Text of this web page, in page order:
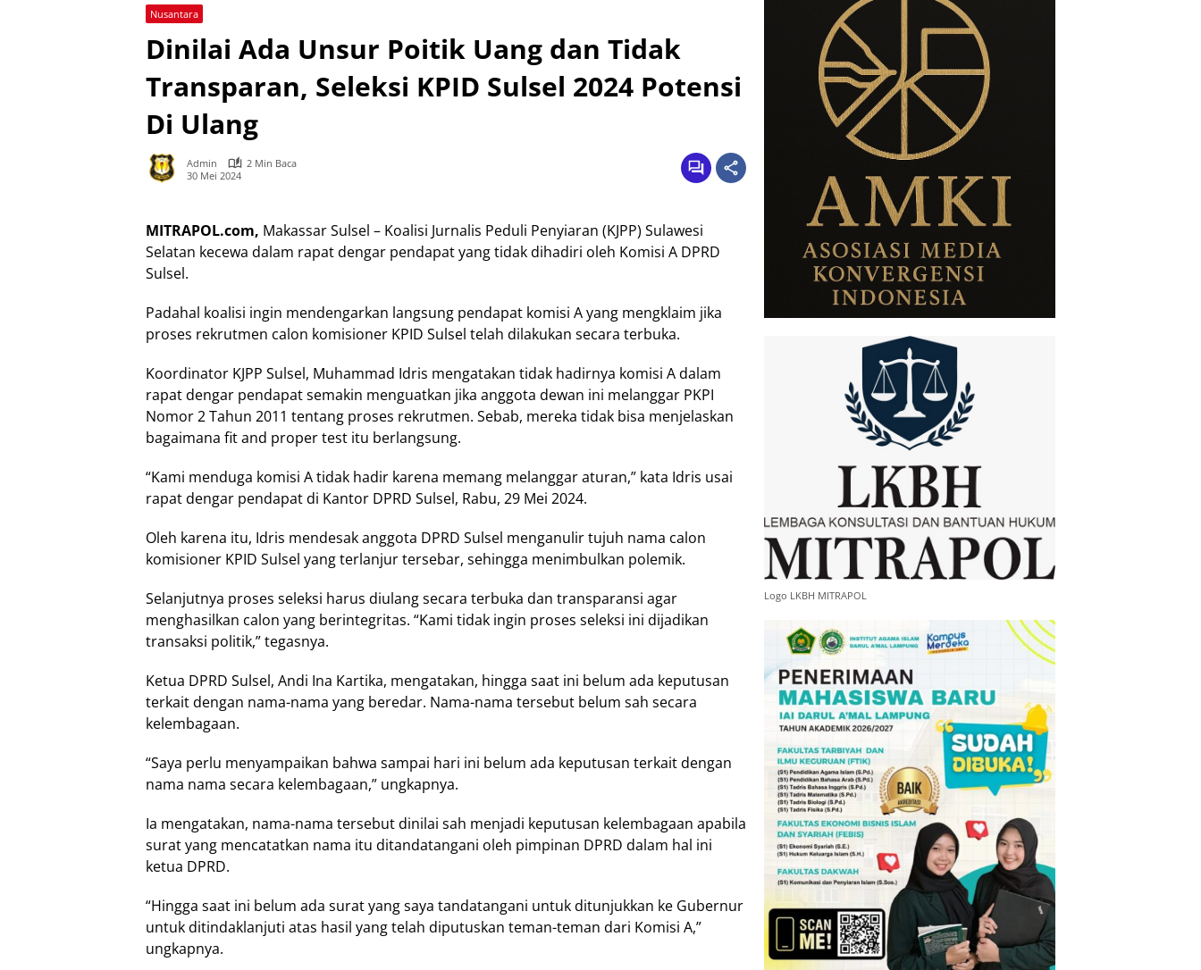
Nusantara
Dinilai Ada Unsur Poitik Uang dan Tidak
Transparan, Seleksi KPID Sulsel 2024 Potensi
Di Ulang
Admin
2 Min Baca
30 Mei 2024
MITRAPOL.com, Makassar Sulsel – Koalisi Jurnalis Peduli Penyiaran (KJPP) Sulawesi
Selatan kecewa dalam rapat dengar pendapat yang tidak dihadiri oleh Komisi A DPRD
Sulsel.
Padahal koalisi ingin mendengarkan langsung pendapat komisi A yang mengklaim jika
proses rekrutmen calon komisioner KPID Sulsel telah dilakukan secara terbuka.
Koordinator KJPP Sulsel, Muhammad Idris mengatakan tidak hadirnya komisi A dalam
rapat dengar pendapat semakin menguatkan jika anggota dewan ini melanggar PKPI
Nomor 2 Tahun 2011 tentang proses rekrutmen. Sebab, mereka tidak bisa menjelaskan
bagaimana fit and proper test itu berlangsung.
“Kami menduga komisi A tidak hadir karena memang melanggar aturan,” kata Idris usai
rapat dengar pendapat di Kantor DPRD Sulsel, Rabu, 29 Mei 2024.
Oleh karena itu, Idris mendesak anggota DPRD Sulsel menganulir tujuh nama calon
komisioner KPID Sulsel yang terlanjur tersebar, sehingga menimbulkan polemik.
Selanjutnya proses seleksi harus diulang secara terbuka dan transparansi agar
menghasilkan calon yang berintegritas. “Kami tidak ingin proses seleksi ini dijadikan
transaksi politik,” tegasnya.
Ketua DPRD Sulsel, Andi Ina Kartika, mengatakan, hingga saat ini belum ada keputusan
terkait dengan nama-nama yang beredar. Nama-nama tersebut belum sah secara
kelembagaan.
“Saya perlu menyampaikan bahwa sampai hari ini belum ada keputusan terkait dengan
nama nama secara kelembagaan,” ungkapnya.
Ia mengatakan, nama-nama tersebut dinilai sah menjadi keputusan kelembagaan apabila
surat yang mencatatkan nama itu ditandatangani oleh pimpinan DPRD dalam hal ini
ketua DPRD.
“Hingga saat ini belum ada surat yang saya tandatangani untuk ditunjukkan ke Gubernur
untuk ditindaklanjuti atas hasil yang telah diputuskan teman-teman dari Komisi A,”
ungkapnya.
Logo LKBH MITRAPOL